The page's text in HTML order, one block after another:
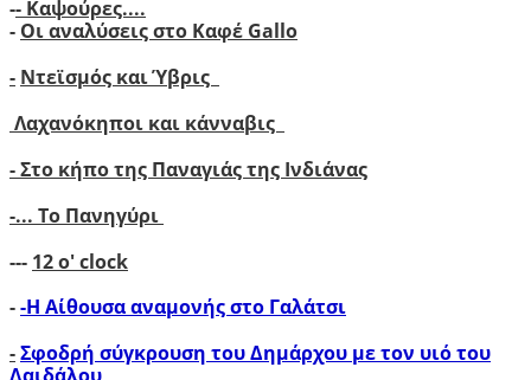
-- Καψούρες....
- Οι αναλύσεις στο Καφέ Gallo
- Ντεϊσμός και Ύβρις
Λαχανόκηποι και κάνναβις
- Στο κήπο της Παναγιάς της Ινδιάνας
-... Το Πανηγύρι
--- 12 ο' clock
--Η Αίθουσα αναμονής στο Γαλάτσι
-Σφοδρή σύγκρουση του Δημάρχου με τον υιό του
Δαιδάλου